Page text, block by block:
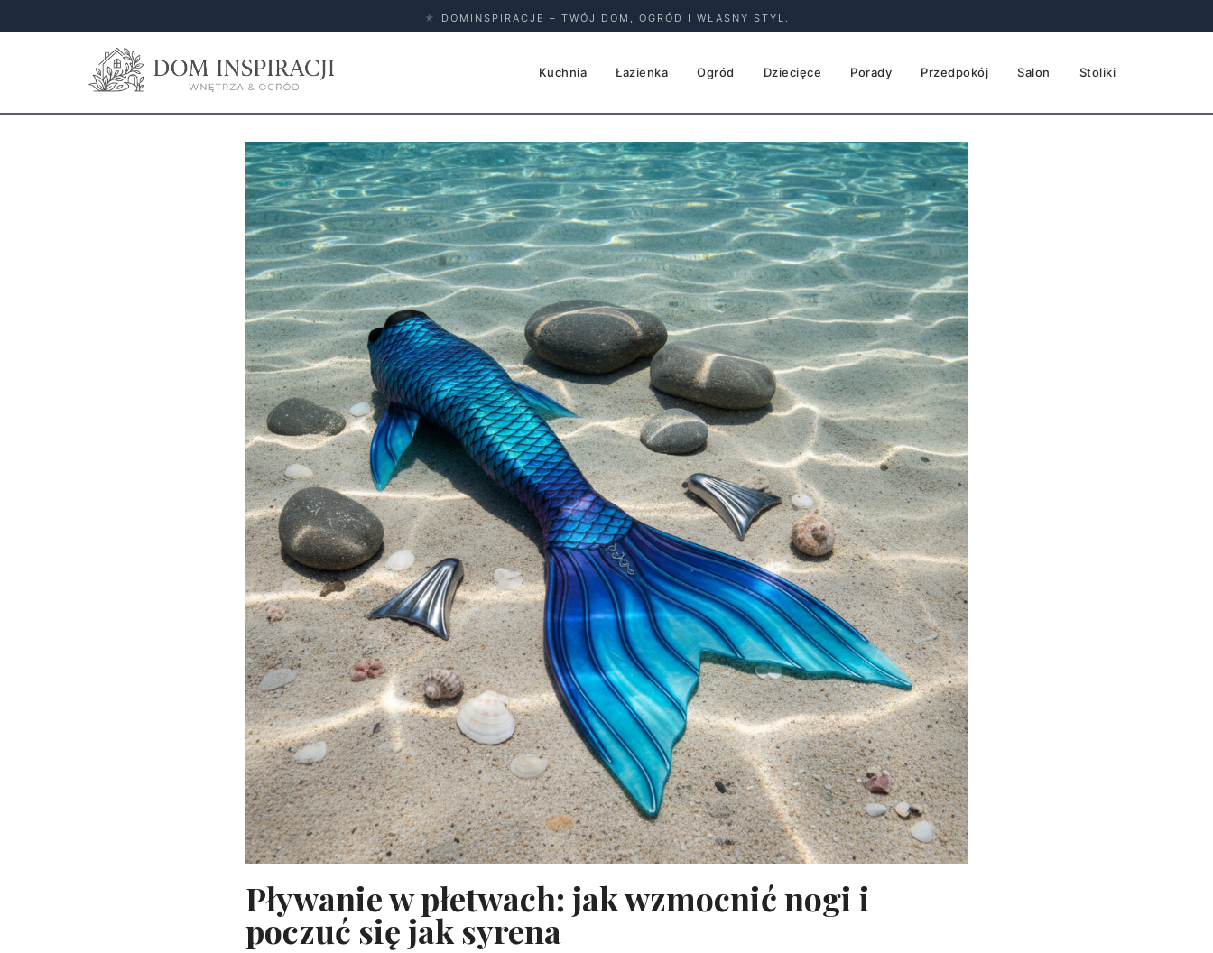
★ DOMINSPIRACJE – TWÓJ DOM, OGRÓD I WŁASNY STYL.
Kuchnia Łazienka Ogród Dziecięce Porady Przedpokój Salon Stoliki
Pływanie w płetwach: jak wzmocnić nogi i
poczuć się jak syrena